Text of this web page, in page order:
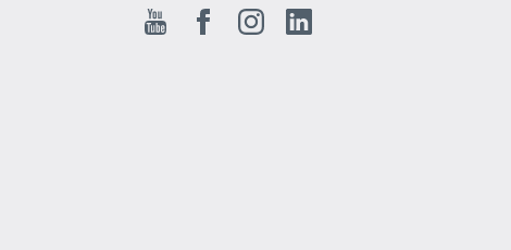
Youtube FacebookInstagram